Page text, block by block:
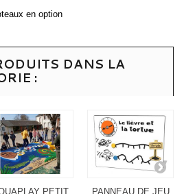
en option
DANS LA
:
PETIT PANNEAU DE JEU